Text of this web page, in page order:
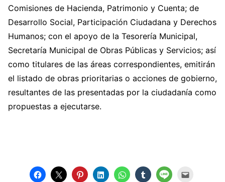
Comisiones de Hacienda, Patrimonio y Cuenta; de
Desarrollo Social, Participación Ciudadana y Derechos
Humanos; con el apoyo de la Tesorería Municipal,
Secretaría Municipal de Obras Públicas y Servicios; así
como titulares de las áreas correspondientes, emitirán
el listado de obras prioritarias o acciones de gobierno,
resultantes de las presentadas por la ciudadanía como
propuestas a ejecutarse.